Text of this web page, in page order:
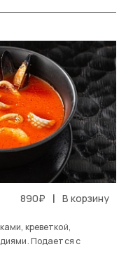
890₽ | В корзину
креветкой,
Подается с